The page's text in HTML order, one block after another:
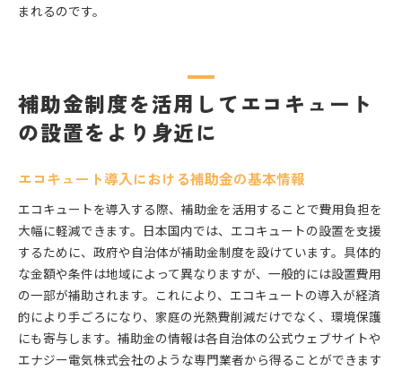
まれるのです。
補助金制度を活用してエコキュート
の設置をより身近に
エコキュート導入における補助金の基本情報
エコキュートを導入する際、補助金を活用することで費用負担を
大幅に軽減できます。日本国内では、エコキュートの設置を支援
するために、政府や自治体が補助金制度を設けています。具体的
な金額や条件は地域によって異なりますが、一般的には設置費用
の一部が補助されます。これにより、エコキュートの導入が経済
的により手ごろになり、家庭の光熱費削減だけでなく、環境保護
にも寄与します。補助金の情報は各自治体の公式ウェブサイトや
エナジー電気株式会社のような専門業者から得ることができます